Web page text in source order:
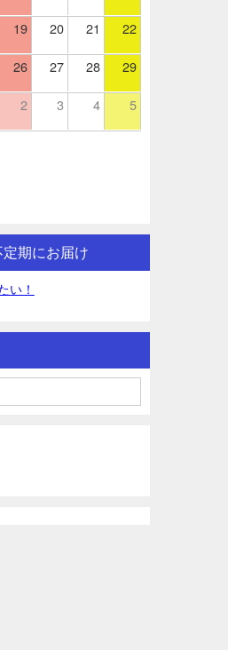
19 20 21 22
26 27 28 29
2 3 4 5
期にお届け
い！